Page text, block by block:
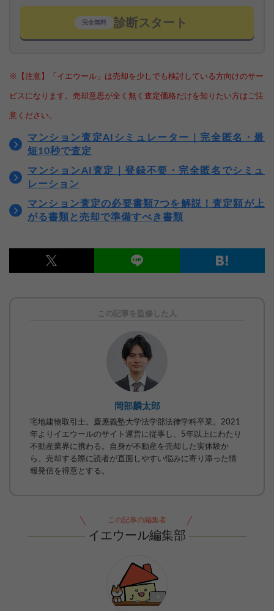
完全無料 診断スタート
※【注意】「イエウール」は売却を少しでも検討している方向けのサー
ビスになります。売却意思が全く無く査定価格だけを知りたい方はご注
意ください。
マンション査定AIシミュレーター｜完全匿名・最
短10秒で査定
マンションAI査定｜登録不要・完全匿名でシミュ
レーション
マンション査定の必要書類7つを解説！査定額が上
がる書類と売却で準備すべき書類
この記事を監修した人
岡部麟太郎
宅地建物取引士。慶應義塾大学法学部法律学科卒業。2021
年よりイエウールのサイト運営に従事し、5年以上にわたり
不動産業界に携わる。自身が不動産を売却した実体験か
ら、売却する際に読者が直面しやすい悩みに寄り添った情
報発信を得意とする。
この記事の編集者
イエウール編集部